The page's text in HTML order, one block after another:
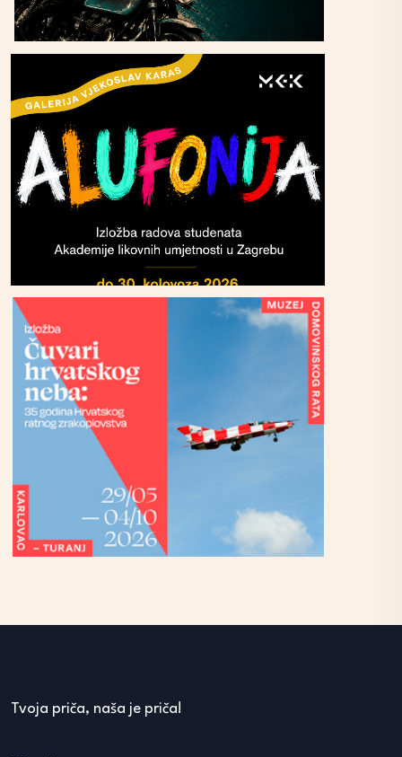
Tvoja priča, naša je priča!